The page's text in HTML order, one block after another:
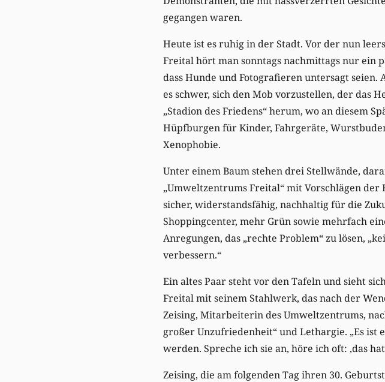
gegangen waren.
Heute ist es ruhig in der Stadt. Vor der nun
Freital hört man sonntags nachmittags nur ein
dass Hunde und Fotografieren untersagt
es schwer, sich den Mob vorzustellen, der das
„Stadion des Friedens“ herum, wo an diesem
Hüpfburgen für Kinder, Fahrgeräte,
Xenophobie.
Unter einem Baum stehen drei Stellwände,
„Umweltzentrums Freital“ mit Vorschlägen
sicher, widerstandsfähig, nachhaltig für die
Shoppingcenter, mehr Grün sowie mehrfach
Anregungen, das „rechte Problem“ zu lösen,
verbessern.“
Ein altes Paar steht vor den Tafeln und sieht
Freital mit seinem Stahlwerk, das nach der
Zeising, Mitarbeiterin des Umweltzentrums,
großer Unzufriedenheit“ und Lethargie. „Es ist
werden. Spreche ich sie an, höre ich oft: ‚das
Zeising, die am folgenden Tag ihren 30.